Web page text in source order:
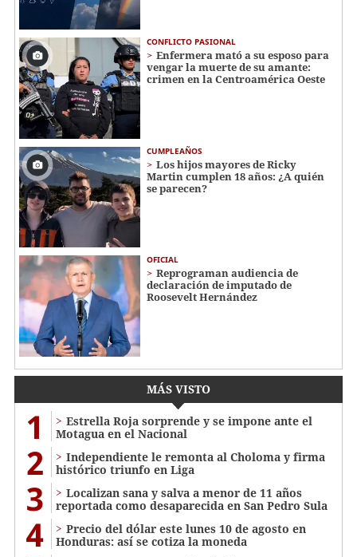
CONFLICTO PASIONAL
Enfermera mató a su esposo para
vengar la muerte de su amante:
crimen en la Centroamérica Oeste
CUMPLEAÑOS
Los hijos mayores de Ricky
Martin cumplen 18 años: ¿A quién
se parecen?
OFICIAL
Reprograman audiencia de
declaración de imputado de
Roosevelt Hernández
MÁS VISTO
1
Estrella Roja sorprende y se impone ante el
Motagua en el Nacional
2
Independiente le remonta al Choloma y firma
histórico triunfo en Liga
3
Localizan sana y salva a menor de 11 años
reportada como desaparecida en San Pedro Sula
4
Precio del dólar este lunes 10 de agosto en
Honduras: así se cotiza la moneda